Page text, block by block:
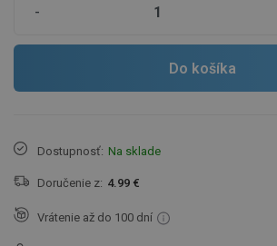
-
Do košíka
Dostupnosť: Na sklade
Doručenie z: 4.99 €
Vrátenie až do 100 dní